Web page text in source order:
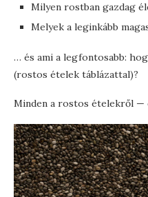
Milyen rostban gazdag
Melyek a leginkább
… és ami a legfontosabb:
(rostos ételek táblázattal)?
Minden a rostos ételekről —